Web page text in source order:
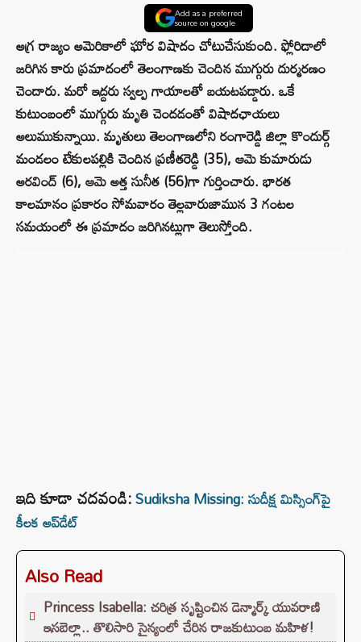
Add as a preferred
source on google
అగ్ర రాజ్యం అమెరికాలో ఘోర విషాదం చోటుచేసుకుంది. ఫ్లోరిడాలో
జరిగిన కారు ప్రమాదంలో తెలంగాణకు చెందిన ముగ్గురు దుర్మరణం
చెందారు. మరో ఇద్దరు స్వల్ప గాయాలతో బయటపడ్డారు. ఒకే
కుటుంబంలో ముగ్గురు మృతి చెందడంతో విషాదఛాయలు
అలుముకున్నాయి. మృతులు తెలంగాణలోని రంగారెడ్డి జిల్లా కొందుర్గ్‌
మండలం టేకులపల్లికి చెందిన ప్రణీతరెడ్డి (35), ఆమె కుమారుడు
అరవింద్‌ (6), ఆమె అత్త సునీత (56)గా గుర్తించారు. భారత
కాలమానం ప్రకారం సోమవారం తెల్లవారుజామున 3 గంటల
సమయంలో ఈ ప్రమాదం జరిగినట్లుగా తెలుస్తోంది.
ఇది కూడా చదవండి:Sudiksha Missing: సుదీక్ష మిస్సింగ్‌పై
కీలక అప్‌డేట్
Also Read
Princess Isabella: చరిత్ర సృష్టించిన డెన్మార్క్ యువరాణి
ఇసబెల్లా.. తొలిసారి సైన్యంలో చేరిన రాజకుటుంబ మహిళ!